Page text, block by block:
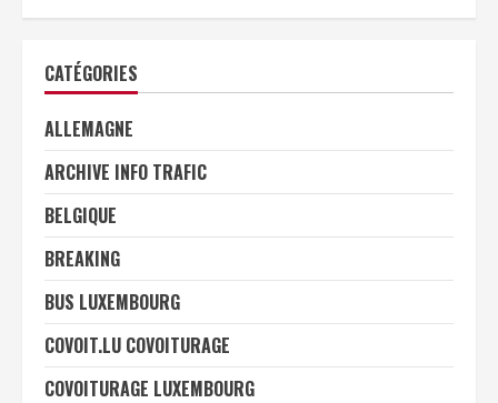
CATÉGORIES
ALLEMAGNE
ARCHIVE INFO TRAFIC
BELGIQUE
BREAKING
BUS LUXEMBOURG
COVOIT.LU COVOITURAGE
COVOITURAGE LUXEMBOURG